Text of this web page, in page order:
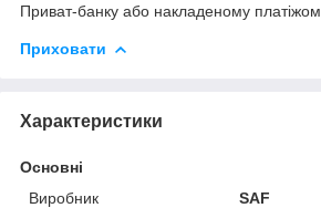
Приват-банку або накладеному платіжом.
Приховати
Характеристики
Основні
Виробник
SAF